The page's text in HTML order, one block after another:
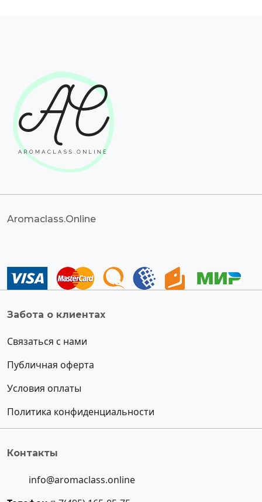
Aromaclass.Online
Забота о клиентах
Связаться с нами
Публичная оферта
Условия оплаты
Политика конфиденциальности
Контакты
info@aromaclass.online